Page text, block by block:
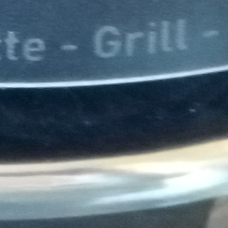
Support & Légal
Contactez-nous
Conditions générales